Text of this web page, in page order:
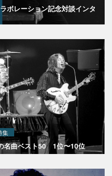
ボレーション記念対談インタ
集
名曲ベスト50 1位〜10位